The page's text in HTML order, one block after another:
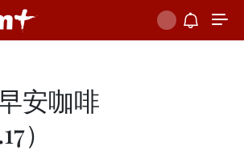
安咖啡
）